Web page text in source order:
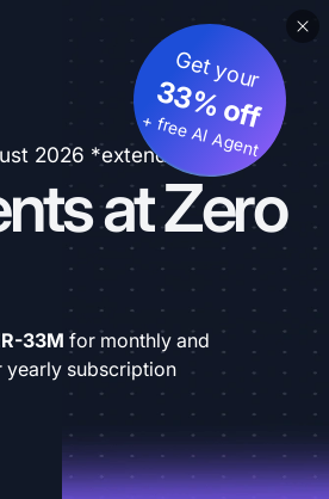
2026 *extended
at Zero
Get your
33% off
+ free AI Agent
33M for monthly and
yearly subscription